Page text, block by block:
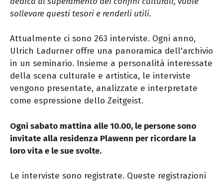
sollevare questi tesori e renderli utili.
Attualmente ci sono 263 interviste. Ogni anno,
Ulrich Ladurner offre una panoramica dell'archivio
in un seminario. Insieme a personalità interessate
della scena culturale e artistica, le interviste
vengono presentate, analizzate e interpretate
come espressione dello Zeitgeist.
Ogni sabato mattina alle 10.00, le persone sono
invitate alla residenza Plawenn per ricordare la
loro vita e le sue svolte.
Le interviste sono registrate. Queste registrazioni